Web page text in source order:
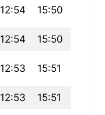
12:54 15:50
12:54 15:50
12:53 15:51
12:53 15:51